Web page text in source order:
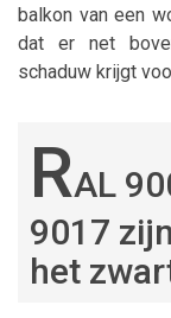
balkon van een
dat er net
schaduw krijgt
RAL
9017
het